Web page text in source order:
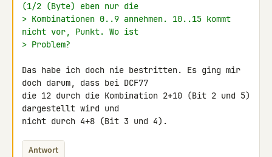
(1/2 (Byte) eben nur die
> Kombinationen 0..9 annehmen. 10..15 kommt
nicht vor, Punkt. Wo ist
> Problem?
Das habe ich doch nie bestritten. Es ging mir
doch darum, dass bei DCF77
die 12 durch die Kombination 2+10 (Bit 2 und 5)
dargestellt wird und
nicht durch 4+8 (Bit 3 und 4).
Antwort